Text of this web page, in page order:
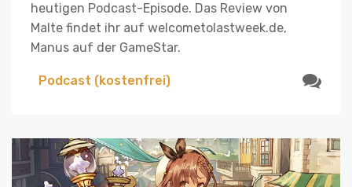
heutigen Podcast-Episode. Das Review von
Malte findet ihr auf welcometolastweek.de,
Manus auf der GameStar.
Podcast (kostenfrei)